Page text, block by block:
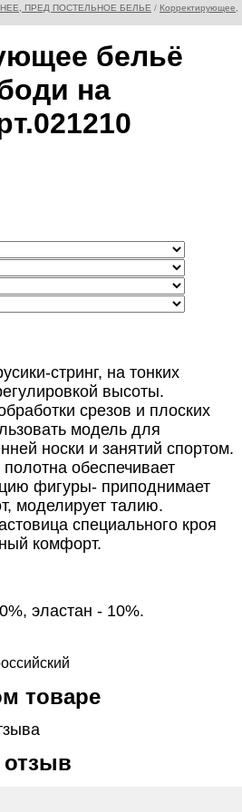
ПРЕД ПОСТЕЛЬНОЕ БЕЛЬЕ / Корректирующее,
бельё
на
стринг, на тонких
высоты.
срезов и плоских
модель для
носки и занятий спортом.
обеспечивает
фигуры- приподнимает
моделирует талию.
специального кроя
комфорт.
эластан - 10%.
товаре
отзыв